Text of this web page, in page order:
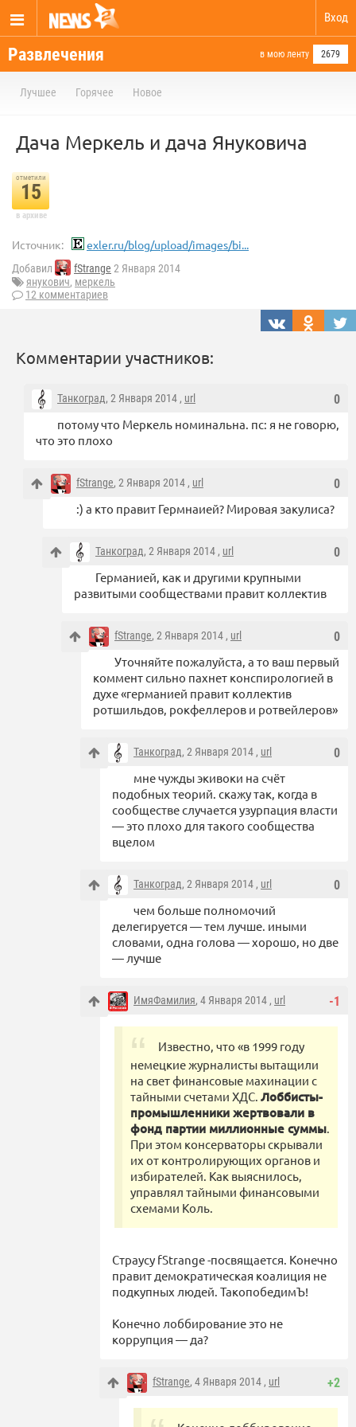
Вход
Развлечения в мою ленту 2679
Лучшее Горячее Новое
Дача Меркель и дача Януковича
отметили
15
в архиве
Источник: exler.ru/blog/upload/images/bi...
Добавил fStrange 2 Января 2014
янукович, меркель
12 комментариев
Комментарии участников:
0
Танкоград, 2 Января 2014 , url
потому что Меркель номинальна. пс: я не говорю,
что это плохо
0
fStrange, 2 Января 2014 , url
:) а кто правит Гермнаией? Мировая закулиса?
0
Танкоград, 2 Января 2014 , url
Германией, как и другими крупными
развитыми сообществами правит коллектив
0
fStrange, 2 Января 2014 , url
Уточняйте пожалуйста, а то ваш первый
коммент сильно пахнет конспирологией в
духе «германией правит коллектив
ротшильдов, рокфеллеров и ротвейлеров»
0
Танкоград, 2 Января 2014 , url
мне чужды экивоки на счёт
подобных теорий. скажу так, когда в
сообществе случается узурпация власти
— это плохо для такого сообщества
вцелом
0
Танкоград, 2 Января 2014 , url
чем больше полномочий
делегируется — тем лучше. иными
словами, одна голова — хорошо, но две
— лучше
-1
ИмяФамилия, 4 Января 2014 , url
Известно, что «в 1999 году
немецкие журналисты вытащили
на свет финансовые махинации с
тайными счетами ХДС. Лоббисты-
промышленники жертвовали в
фонд партии миллионные суммы.
При этом консерваторы скрывали
их от контролирующих органов и
избирателей. Как выяснилось,
управлял тайными финансовыми
схемами Коль.
Страусу fStrange -посвящается. Конечно
правит демократическая коалиция не
подкупных людей. ТакопобедимЪ!
Конечно лоббирование это не
коррупция — да?
+2
fStrange, 4 Января 2014 , url